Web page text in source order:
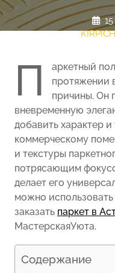
П
аркетный
протяжении
причины. Он
вневременную
добавить характер
коммерческому
и текстуры
потрясающим
делает его
можно
заказать паркет в
МастерскаяУюта.
Содержание